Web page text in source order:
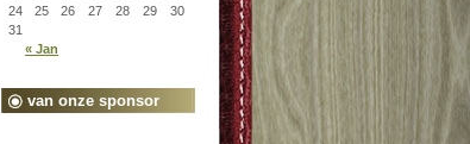
« Jan
24
25 26 27 28 29
30
31
van onze sponsor